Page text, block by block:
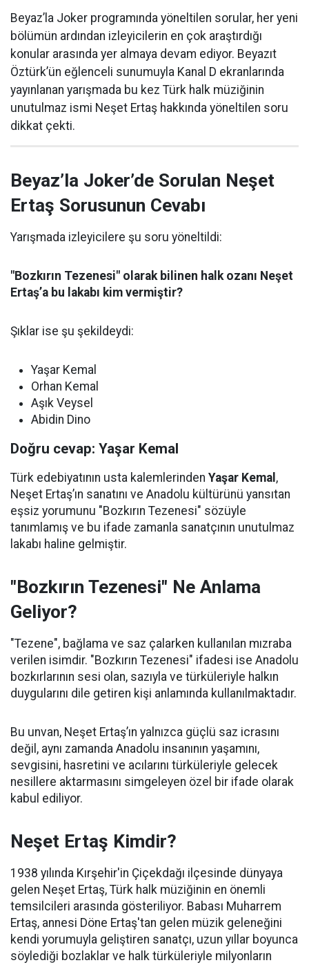
Beyaz’la Joker programında yöneltilen sorular, her yeni
bölümün ardından izleyicilerin en çok araştırdığı
konular arasında yer almaya devam ediyor. Beyazıt
Öztürk’ün eğlenceli sunumuyla Kanal D ekranlarında
yayınlanan yarışmada bu kez Türk halk müziğinin
unutulmaz ismi Neşet Ertaş hakkında yöneltilen soru
dikkat çekti.
Beyaz’la Joker’de Sorulan Neşet
Ertaş Sorusunun Cevabı
Yarışmada izleyicilere şu soru yöneltildi:
"Bozkırın Tezenesi" olarak bilinen halk ozanı Neşet
Ertaş’a bu lakabı kim vermiştir?
Şıklar ise şu şekildeydi:
Yaşar Kemal
Orhan Kemal
Aşık Veysel
Abidin Dino
Doğru cevap: Yaşar Kemal
Türk edebiyatının usta kalemlerinden Yaşar Kemal ,
Neşet Ertaş’ın sanatını ve Anadolu kültürünü yansıtan
eşsiz yorumunu "Bozkırın Tezenesi" sözüyle
tanımlamış ve bu ifade zamanla sanatçının unutulmaz
lakabı haline gelmiştir.
"Bozkırın Tezenesi" Ne Anlama
Geliyor?
"Tezene", bağlama ve saz çalarken kullanılan mızraba
verilen isimdir. "Bozkırın Tezenesi" ifadesi ise Anadolu
bozkırlarının sesi olan, sazıyla ve türküleriyle halkın
duygularını dile getiren kişi anlamında kullanılmaktadır.
Bu unvan, Neşet Ertaş’ın yalnızca güçlü saz icrasını
değil, aynı zamanda Anadolu insanının yaşamını,
sevgisini, hasretini ve acılarını türküleriyle gelecek
nesillere aktarmasını simgeleyen özel bir ifade olarak
kabul ediliyor.
Neşet Ertaş Kimdir?
1938 yılında Kırşehir'in Çiçekdağı ilçesinde dünyaya
gelen Neşet Ertaş, Türk halk müziğinin en önemli
temsilcileri arasında gösteriliyor. Babası Muharrem
Ertaş, annesi Döne Ertaş'tan gelen müzik geleneğini
kendi yorumuyla geliştiren sanatçı, uzun yıllar boyunca
söylediği bozlaklar ve halk türküleriyle milyonların